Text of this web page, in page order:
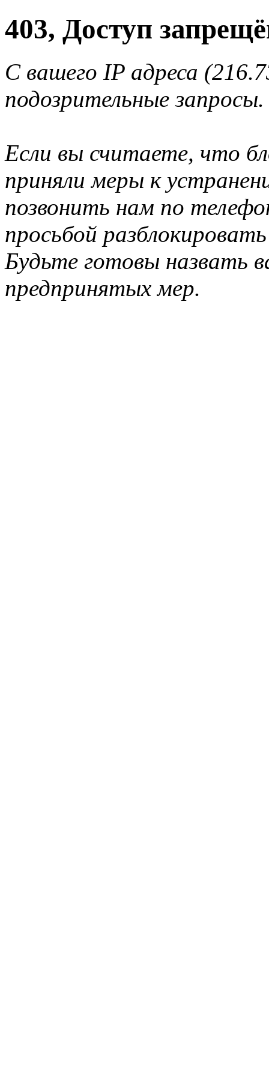
403, Доступ
С вашего IP адреса
подозрительные запросы.
Если вы считаете, что
приняли меры к
позвонить нам по
просьбой
Будьте готовы назвать
предпринятых мер.